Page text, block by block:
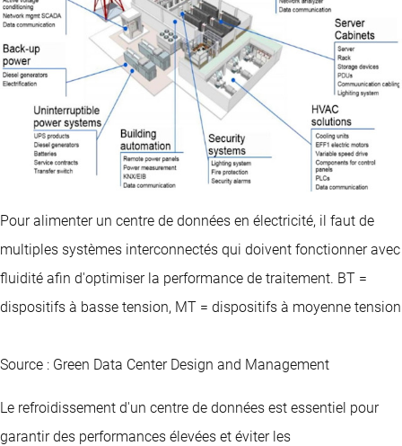
Pour alimenter un centre de données en électricité, il faut de
multiples systèmes interconnectés qui doivent fonctionner avec
fluidité afin d'optimiser la performance de traitement. BT =
dispositifs à basse tension, MT = dispositifs à moyenne tension
Source : Green Data Center Design and Management
Le refroidissement d'un centre de données est essentiel pour
garantir des performances élevées et éviter les